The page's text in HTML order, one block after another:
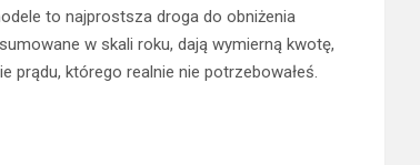
to najprostsza droga do obniżenia
w skali roku, dają wymierną kwotę,
prądu, którego realnie nie potrzebowałeś.